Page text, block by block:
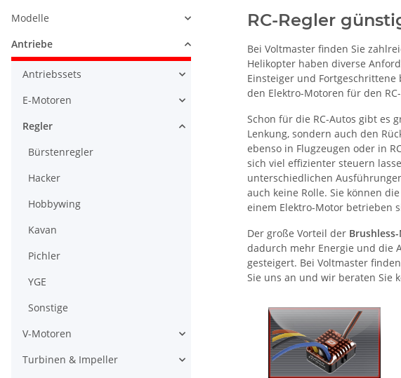
RC-Regler
Bei Voltmaster finden Sie
Helikopter haben diverse
Einsteiger und
den Elektro-Motoren für den
Schon für die RC-Autos gibt es
Lenkung, sondern auch den
ebenso in Flugzeugen oder in
sich viel effizienter steuern
unterschiedlichen
auch keine Rolle. Sie können die
einem Elektro-Motor betrieben
Der große Vorteil der
dadurch mehr Energie und die
gesteigert. Bei Voltmaster
Sie uns an und wir beraten Sie
Modelle
Antriebe
Antriebssets
E-Motoren
Regler
Bürstenregler
Hacker
Hobbywing
Kavan
Pichler
YGE
Sonstige
V-Motoren
Turbinen & Impeller